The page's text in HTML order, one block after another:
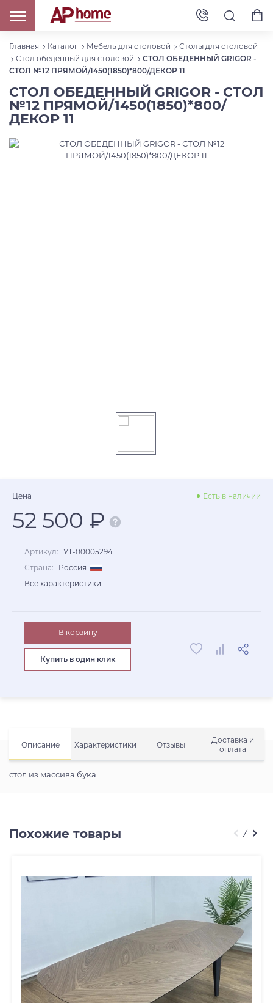
Главная Каталог Мебель для столовой
Столы для столовой
Стол обеденный для столовой
СТОЛ ОБЕДЕННЫЙ GRIGOR -
СТОЛ №12 ПРЯМОЙ/1450(1850)*800/ДЕКОР 11
СТОЛ ОБЕДЕННЫЙ GRIGOR - СТОЛ
№12 ПРЯМОЙ/1450(1850)*800/
ДЕКОР 11
Описание Характеристики Отзывы
Доставка и
оплата
стол из массива бука
Цена Есть в наличии
52 500 ₽
Артикул: УТ-00005294
Страна:
Россия
Все характеристики
В корзину
Купить в один клик
Похожие товары